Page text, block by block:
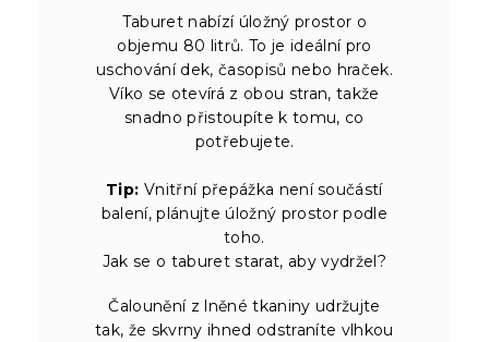
Taburet nabízí úložný prostor o
objemu 80 litrů. To je ideální pro
uschování dek, časopisů nebo hraček.
Víko se otevírá z obou stran, takže
snadno přistoupíte k tomu, co
potřebujete.
Tip: Vnitřní přepážka není součástí
balení, plánujte úložný prostor podle
toho.
Jak se o taburet starat, aby vydržel?
Čalounění z lněné tkaniny udržujte
tak, že skvrny ihned odstraníte vlhkou